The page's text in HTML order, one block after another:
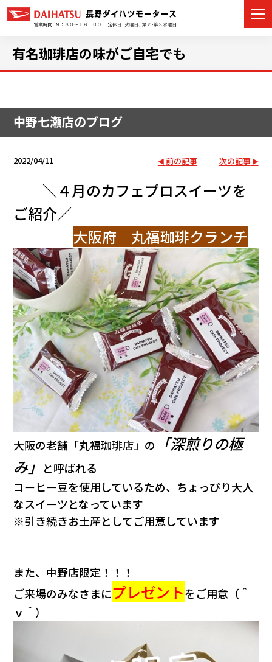
店舗情報
イベント・キャンペーン
アフターサポート
会社情報
カタ
リコ
有名珈琲店の味がご自宅でも
中野七瀬店のブログ
2022/04/11 前の記事 次の記事
＼４月のカフェプロスイーツを
ご紹介／
大阪府 丸福珈琲クランチ
大阪の老舗「丸福珈琲店」の
「深煎りの極
み」 と呼ばれる
コーヒー豆を使用しているため、ちょっぴり大人
なスイーツとなっています
※引き続きお土産としてご用意しています
また、中野店限定！！！
ご来場のみなさまにプレゼントをご用意（＾
ｖ＾）